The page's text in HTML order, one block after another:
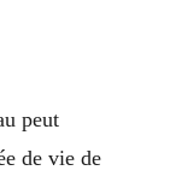
peut
de vie de